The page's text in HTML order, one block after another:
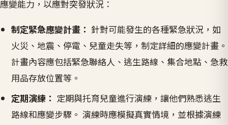
應變能力，以應對突發狀況：
制定緊急應變計畫： 針對可能發生的各種緊急狀況，如
火災、地震、停電、兒童走失等，制定詳細的應變計畫。
計畫內容應包括緊急聯絡人、逃生路線、集合地點、急救
用品存放位置等。
定期演練： 定期與托育兒童進行演練，讓他們熟悉逃生
路線和應變步驟。 演練時應模擬真實情境，並根據演練